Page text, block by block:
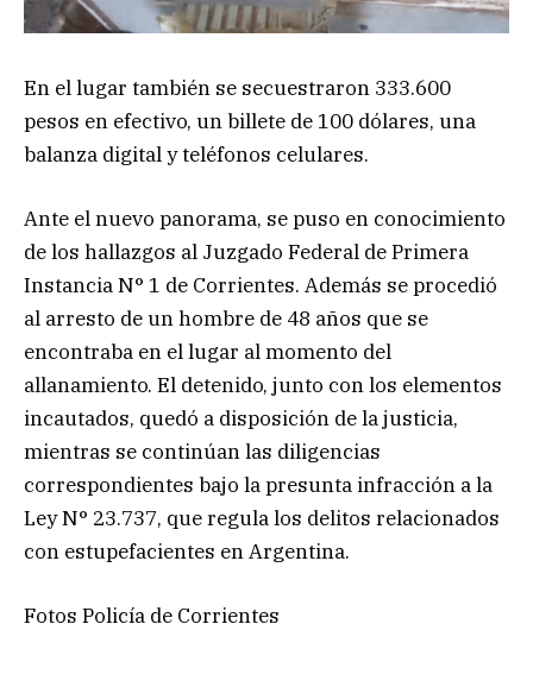
En el lugar también se secuestraron 333.600
pesos en efectivo, un billete de 100 dólares, una
balanza digital y teléfonos celulares.
Ante el nuevo panorama, se puso en conocimiento
de los hallazgos al Juzgado Federal de Primera
Instancia N° 1 de Corrientes. Además se procedió
al arresto de un hombre de 48 años que se
encontraba en el lugar al momento del
allanamiento. El detenido, junto con los elementos
incautados, quedó a disposición de la justicia,
mientras se continúan las diligencias
correspondientes bajo la presunta infracción a la
Ley N° 23.737, que regula los delitos relacionados
con estupefacientes en Argentina.
Fotos Policía de Corrientes